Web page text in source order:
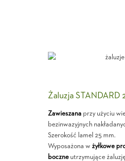
Żaluzja STANDARD
Zawieszanaprzy użyciu
bezinwazyjnych
Szerokość lamel 25 mm.
Wyposażona w żyłkowe
boczneutrzymujące